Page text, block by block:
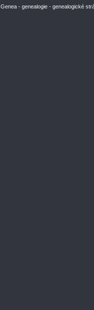
Genea - genealogie - genealogické